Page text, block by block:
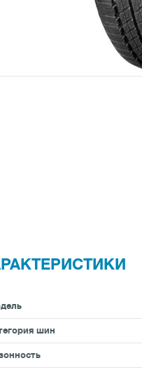
шин